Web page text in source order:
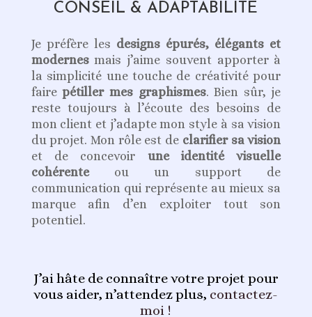
CONSEIL & ADAPTABILITE
Je préfère les designs épurés, élégants et
modernesmais j’aime souvent apporter à
la simplicité une touche de créativité pour
fairepétiller mes graphismes. Bien sûr, je
reste toujours à l’écoute des besoins de
mon client et j’adapte mon style à sa vision
du projet. Mon rôle est de clarifier sa vision
et de concevoir une identité visuelle
cohérenteou un support de
communication qui représente au mieux sa
marque afin d’en exploiter tout son
potentiel.
J’ai hâte de connaître votre projet pour
vous aider, n’attendez plus, contactez-
moi !